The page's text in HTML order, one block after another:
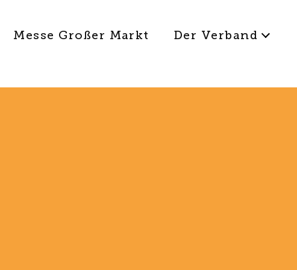
Messe Großer Markt Der Verband